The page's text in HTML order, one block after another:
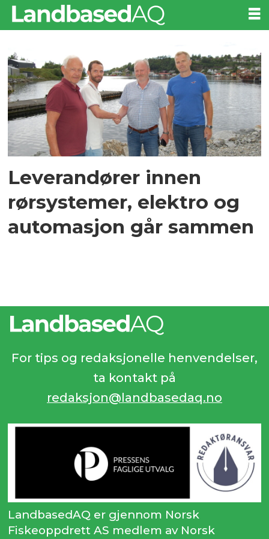
Tag:
kvinnherad
elektro
Leverandører innen
rørsystemer, elektro og
automasjon går sammen
For tips og redaksjonelle henvendelser,
ta kontakt på
redaksjon@landbasedaq.no
LandbasedAQ er gjennom Norsk
Fiskeoppdrett AS medlem av Norsk